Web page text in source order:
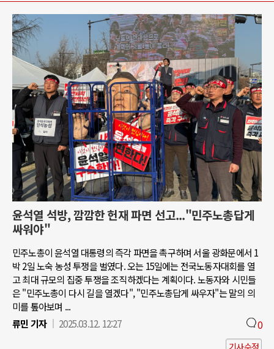
윤석열 석방, 깜깜한 헌재 파면 선고..."민주노총답게
싸워야"
민주노총이 윤석열 대통령의 즉각 파면을 촉구하며 서울 광화문에서 1
박 2일 노숙 농성 투쟁을 벌였다. 오는 15일에는 전국노동자대회를 열
고 최대 규모의 집중 투쟁을 조직하겠다는 계획이다. 노동자와 시민들
은 "민주노총이 다시 길을 열겠다", "민주노총답게 싸우자"는 말의 의
미를 톺아보며 ...
류민 기자
2025.03.12. 12:27 0
기사수정